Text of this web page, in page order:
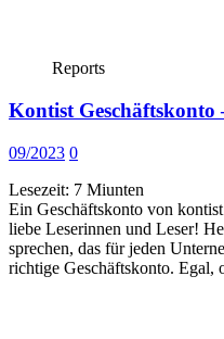
Reports
Kontist Geschäftskonto
09/2023 0
Lesezeit: 7 Miunten
Ein Geschäftskonto von
liebe Leserinnen und Leser!
sprechen, das für jeden
richtige Geschäftskonto. Egal,